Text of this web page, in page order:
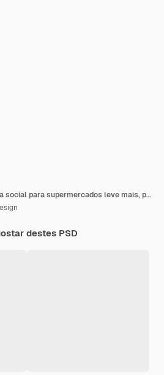
Calculadora de mídia social para supermercados leve mais, pague menos por ótimas ofertas no brasil
destes PSD